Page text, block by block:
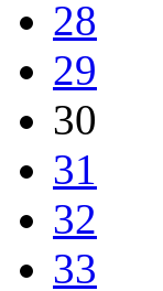
28
29
30
31
32
33